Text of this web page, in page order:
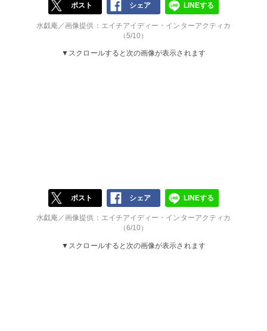
ポスト シェア LINEする
水戯庵／画像提供：エイチアイディー・インターアクティカ
（5/10）
▼スクロールすると次の画像が表示されます
ポスト シェア LINEする
水戯庵／画像提供：エイチアイディー・インターアクティカ
（6/10）
▼スクロールすると次の画像が表示されます